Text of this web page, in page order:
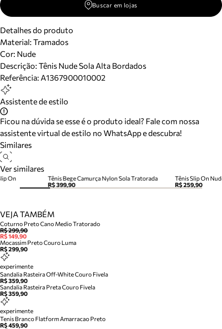
Buscar em lojas
Detalhes do produto
Material: Tramados
Cor: Nude
Descrição: Tênis Nude Sola Alta Bordados
Referência: A1367900010002
Assistente de estilo
Ficou na dúvida se esse é o produto ideal? Fale com nossa
assistente virtual de estilo no WhatsApp e descubra!
Similares
Ver similares
Tênis Bege Camurça Nylon Sola Tratorada
R$ 399,90
Tênis Slip On
R$ 259,90
On
VEJA TAMBÉM
Coturno Preto Cano Medio Tratorado
R$ 299,90
R$ 149,90
Mocassim Preto Couro Luma
R$ 299,90
experimente
Sandalia Rasteira Off-White Couro Fivela
R$ 359,90
Sandalia Rasteira Preta Couro Fivela
R$ 359,90
experimente
Tenis Branco Flatform Amarracao Preto
R$ 459,90